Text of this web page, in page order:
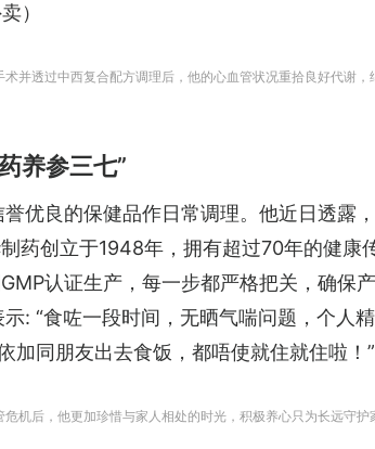
）
并透过中西复合配方调理后，他的心血管状况重拾良好代谢，
养参三七”
优良的保健品作日常调理。他近日透露
药创立于1948年，拥有超过70年的健康
认证生产，每一步都严格把关，确保
: “食咗一段时间，无晒气喘问题，个人
同朋友出去食饭，都唔使就住就住啦！”
机后，他更加珍惜与家人相处的时光，积极养心只为长远守护